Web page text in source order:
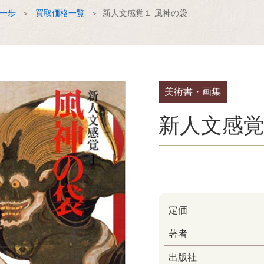
歩 買取価格一覧 新人文感覚１ 風神の袋
美術書・画集
新人文感
定価
著者
出版社